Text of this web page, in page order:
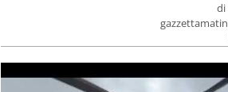
di
gazzettamatin